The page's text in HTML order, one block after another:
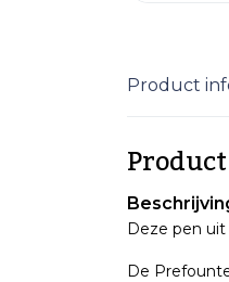
Product
Deze pen uit
De